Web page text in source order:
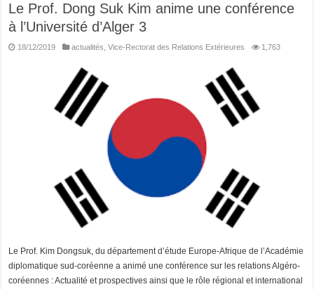
Le Prof. Dong Suk Kim anime une conférence
à l’Université d’Alger 3
18/12/2019 actualités,Vice-Rectorat des Relations Extérieures 1,763
Le Prof. Kim Dongsuk, du département d’étude Europe-Afrique de l’Académie
diplomatique sud-coréenne a animé une conférence sur les relations Algéro-
coréennes : Actualité et prospectives ainsi que le rôle régional et international